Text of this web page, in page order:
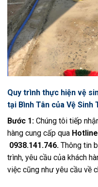
Quy trình thực hiện vệ
tại Bình Tân của Vệ Sinh
Bước 1: Chúng tôi tiếp
hàng cung cấp qua
0938.141.746. Thông tin
trình, yêu cầu của khách
việc cũng như yêu cầu về